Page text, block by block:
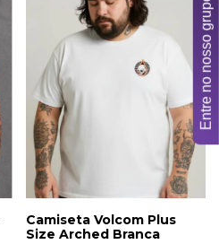
Camiseta Volcom Plus
Size Arched Branca
Entre no nosso grupo